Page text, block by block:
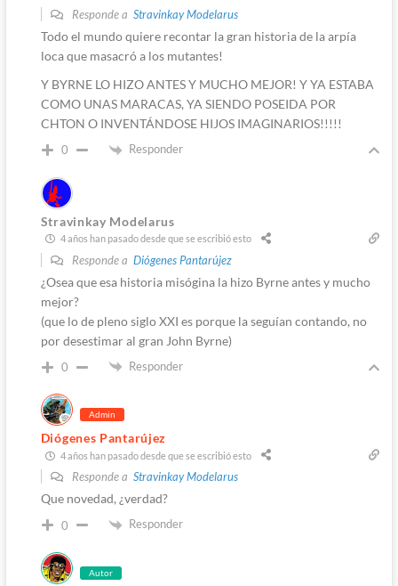
Responde a Stravinkay Modelarus
Todo el mundo quiere recontar la gran historia de la arpía
loca que masacró a los mutantes!
Y BYRNE LO HIZO ANTES Y MUCHO MEJOR! Y YA ESTABA
COMO UNAS MARACAS, YA SIENDO POSEIDA POR
CHTON O INVENTÁNDOSE HIJOS IMAGINARIOS!!!!!
0 Responder
Stravinkay Modelarus
4 años han pasado desde que se escribió esto
Responde a Diógenes Pantarújez
¿Osea que esa historia misógina la hizo Byrne antes y mucho
mejor?
(que lo de pleno siglo XXI es porque la seguían contando, no
por desestimar al gran John Byrne)
0 Responder
Admin
Diógenes Pantarújez
4 años han pasado desde que se escribió esto
Responde a Stravinkay Modelarus
Que novedad, ¿verdad?
0 Responder
Autor